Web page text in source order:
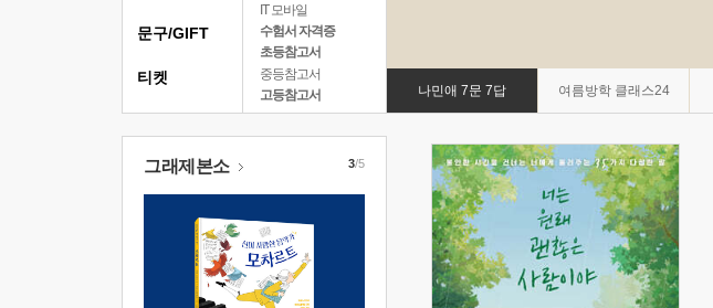
IT 모바일
수험서 자격증
초등참고서
중등참고서
고등참고서
나민애 7문 7답 여름방학 클래스24
문구/GIFT
티켓
그래제본소 3/5